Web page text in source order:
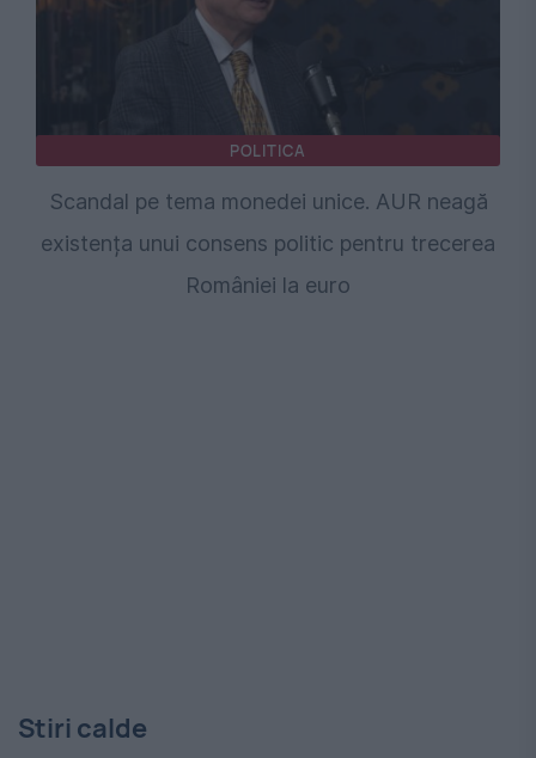
POLITICA
Scandal pe tema monedei unice. AUR neagă
existența unui consens politic pentru trecerea
României la euro
Stiri calde